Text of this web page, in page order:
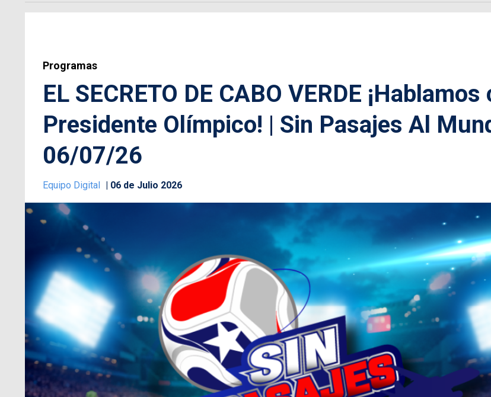
Programas
EL SECRETO DE CABO VERDE
Presidente Olímpico! | Sin Pasajes Al
06/07/26
Equipo Digital 06 de Julio 2026